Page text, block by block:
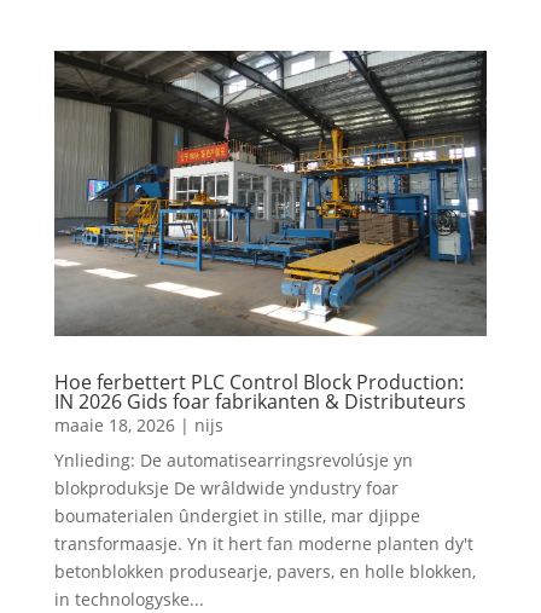
Hoe ferbettert PLC Control Block Production:
IN 2026 Gids foar fabrikanten & Distributeurs
maaie 18, 2026| nijs
Ynlieding: De automatisearringsrevolúsje yn
blokproduksje De wrâldwide yndustry foar
boumaterialen ûndergiet in stille, mar djippe
transformaasje. Yn it hert fan moderne planten dy't
betonblokken produsearje, pavers, en holle blokken,
in technologyske...